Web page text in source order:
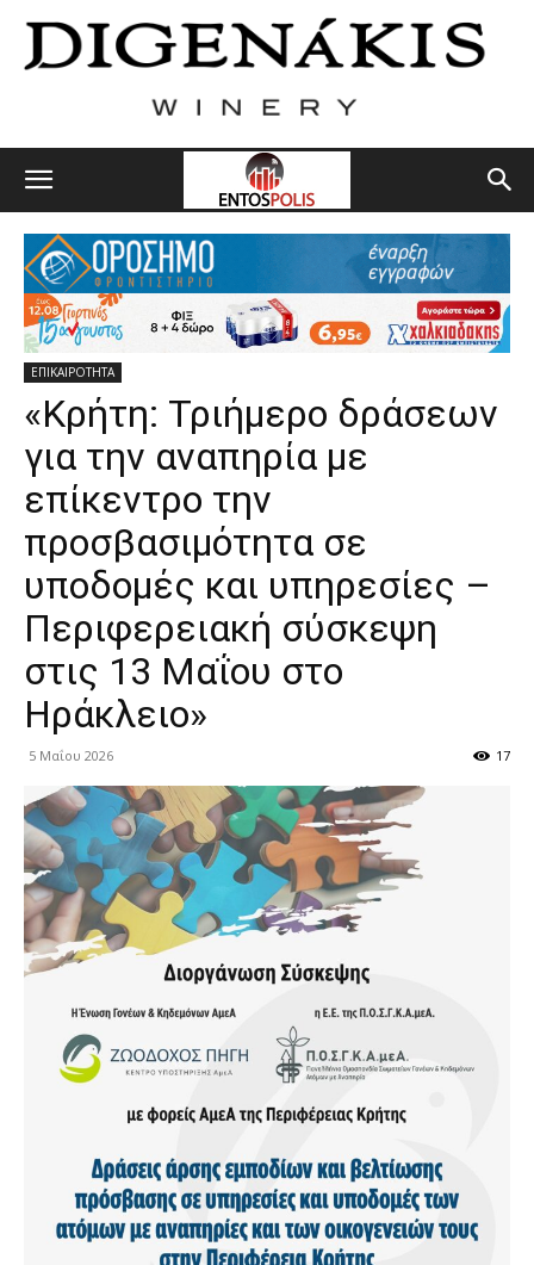
ΕΠΙΚΑΙΡΟΤΗΤΑ
«Κρήτη: Τριήμερο δράσεων
για την αναπηρία με
επίκεντρο την
προσβασιμότητα σε
υποδομές και υπηρεσίες –
Περιφερειακή σύσκεψη
στις 13 Μαΐου στο
Ηράκλειο»
5 Μαΐου 2026 17